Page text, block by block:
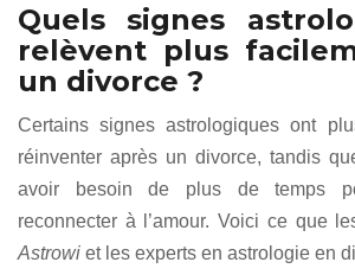
Quels signes
relèvent plus
un divorce ?
Certains signes astrologiques ont
réinventer après un divorce, tandis
avoir besoin de plus de temps
reconnecter à l’amour. Voici ce que
Astrowi et les experts en astrologie en